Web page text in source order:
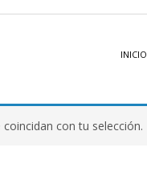
INICIO
con tu selección.